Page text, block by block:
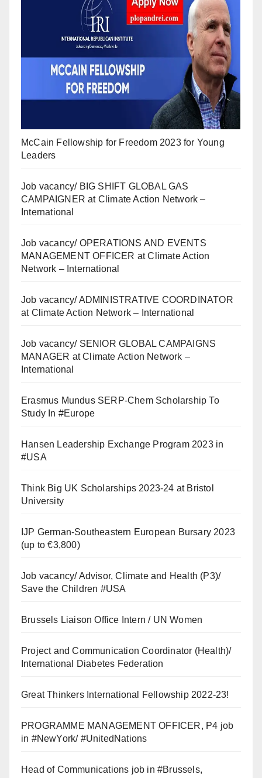
McCain Fellowship for Freedom 2023 for Young
Leaders
Job vacancy/ BIG SHIFT GLOBAL GAS
CAMPAIGNER at Climate Action Network –
International
Job vacancy/ OPERATIONS AND EVENTS
MANAGEMENT OFFICER at Climate Action
Network – International
Job vacancy/ ADMINISTRATIVE COORDINATOR
at Climate Action Network – International
Job vacancy/ SENIOR GLOBAL CAMPAIGNS
MANAGER at Climate Action Network –
International
Erasmus Mundus SERP-Chem Scholarship To
Study In #Europe
Hansen Leadership Exchange Program 2023 in
#USA
Think Big UK Scholarships 2023-24 at Bristol
University
IJP German-Southeastern European Bursary 2023
(up to €3,800)
Job vacancy/ Advisor, Climate and Health (P3)/
Save the Children #USA
Brussels Liaison Office Intern / UN Women
Project and Communication Coordinator (Health)/
International Diabetes Federation
Great Thinkers International Fellowship 2022-23!
PROGRAMME MANAGEMENT OFFICER, P4 job
in #NewYork/ #UnitedNations
Head of Communications job in #Brussels,